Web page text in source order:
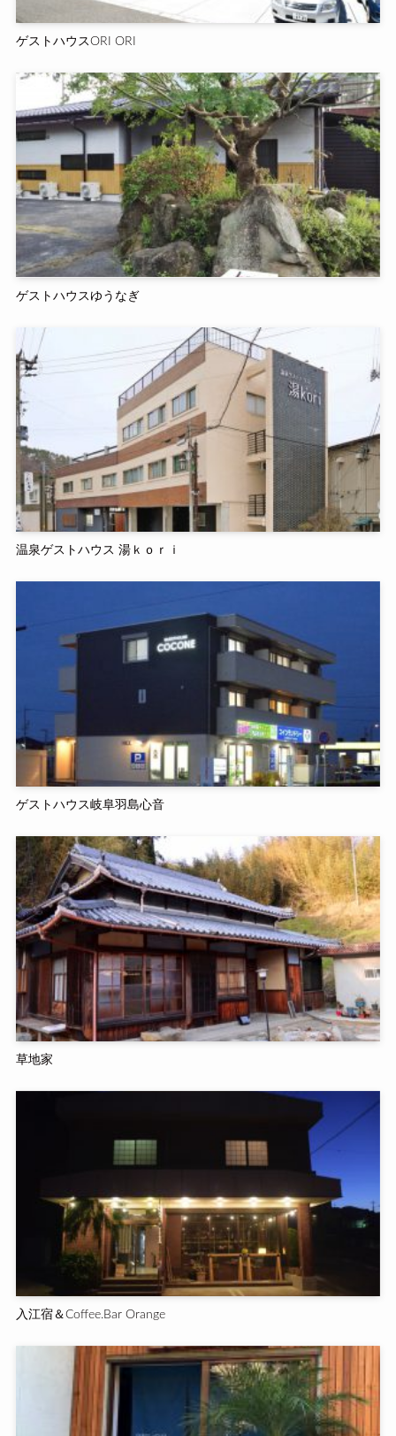
ゲストハウスORI ORI
ゲストハウスゆうなぎ
温泉ゲストハウス 湯ｋｏｒｉ
ゲストハウス岐阜羽島心音
草地家
入江宿＆Coffee.Bar Orange